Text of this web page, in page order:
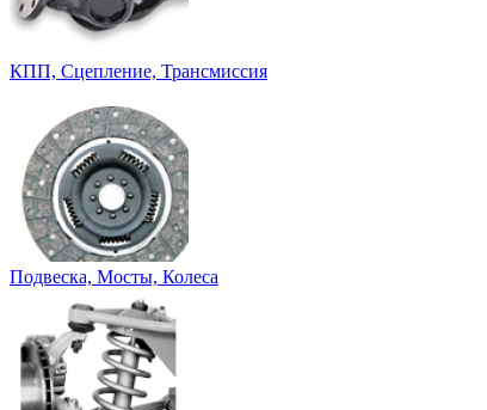
КПП, Сцепление, Трансмиссия
Подвеска, Мосты, Колеса